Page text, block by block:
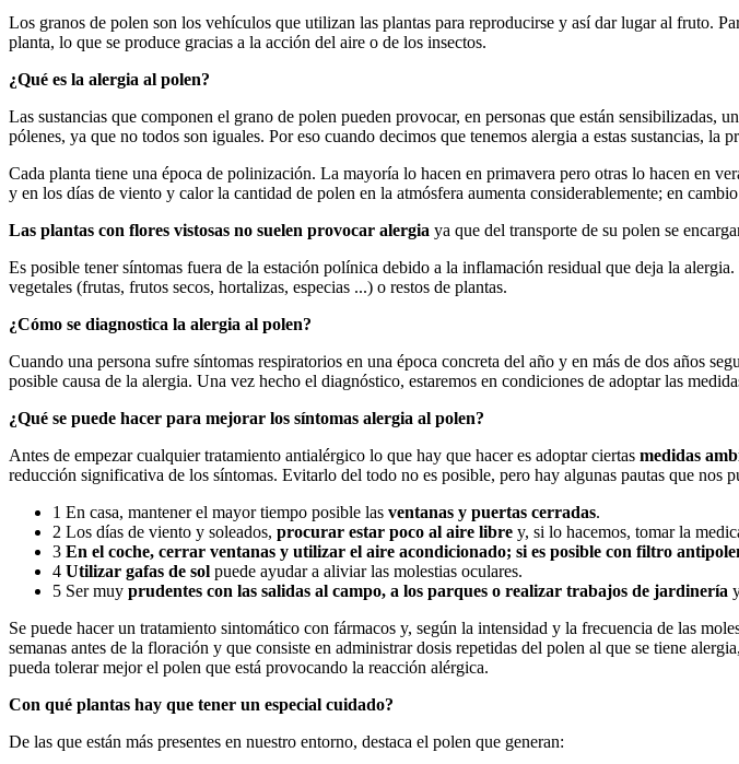
Los granos de polen son los vehículos que utilizan las plantas para reproducirse y así dar lugar al fruto.
planta, lo que se produce gracias a la acción del aire o de los insectos.
¿Qué es la alergia al polen?
Las sustancias que componen el grano de polen pueden provocar, en personas que están sensibilizadas,
pólenes, ya que no todos son iguales. Por eso cuando decimos que tenemos alergia a estas sustancias, la
Cada planta tiene una época de polinización. La mayoría lo hacen en primavera pero otras lo hacen en
y en los días de viento y calor la cantidad de polen en la atmósfera aumenta considerablemente; en
Las plantas con flores vistosas no suelen provocar alergia ya que del transporte de su polen se
Es posible tener síntomas fuera de la estación polínica debido a la inflamación residual que deja la
vegetales (frutas, frutos secos, hortalizas, especias ...) o restos de plantas.
¿Cómo se diagnostica la alergia al polen?
Cuando una persona sufre síntomas respiratorios en una época concreta del año y en más de dos años
posible causa de la alergia. Una vez hecho el diagnóstico, estaremos en condiciones de adoptar las
¿Qué se puede hacer para mejorar los síntomas alergia al polen?
Antes de empezar cualquier tratamiento antialérgico lo que hay que hacer es adoptar ciertas medidas
reducción significativa de los síntomas. Evitarlo del todo no es posible, pero hay algunas pautas que nos
1 En casa, mantener el mayor tiempo posible las ventanas y puertas cerradas.
2 Los días de viento y soleados, procurar estar poco al aire libre y, si lo hacemos, tomar la
3 En el coche, cerrar ventanas y utilizar el aire acondicionado; si es posible con filtro
4 Utilizar gafas de sol puede ayudar a aliviar las molestias oculares.
5 Ser muy prudentes con las salidas al campo, a los parques o realizar trabajos de jardinería
Se puede hacer un tratamiento sintomático con fármacos y, según la intensidad y la frecuencia de las
semanas antes de la floración y que consiste en administrar dosis repetidas del polen al que se tiene
pueda tolerar mejor el polen que está provocando la reacción alérgica.
Con qué plantas hay que tener un especial cuidado?
De las que están más presentes en nuestro entorno, destaca el polen que generan: